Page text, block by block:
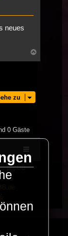
neues
oben
zu
0 Gäste
phpBB